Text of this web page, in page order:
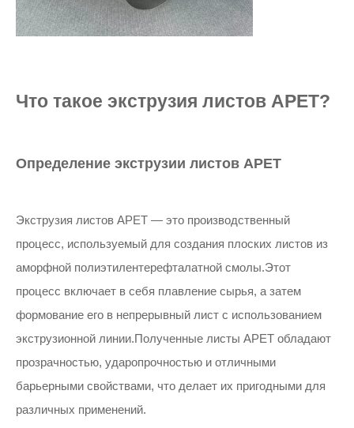
Что такое экструзия листов APET?
Определение экструзии листов APET
Экструзия листов APET — это производственный
процесс, используемый для создания плоских листов из
аморфной полиэтилентерефталатной смолы.Этот
процесс включает в себя плавление сырья, а затем
формование его в непрерывный лист с использованием
экструзионной линии.Полученные листы APET обладают
прозрачностью, ударопрочностью и отличными
барьерными свойствами, что делает их пригодными для
различных применений.